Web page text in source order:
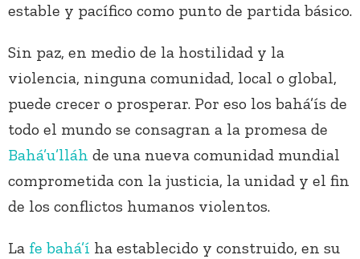
estable y pacífico como punto de partida básico.
Sin paz, en medio de la hostilidad y la
violencia, ninguna comunidad, local o global,
puede crecer o prosperar. Por eso los bahá’ís de
todo el mundo se consagran a la promesa de
Bahá’u’lláh de una nueva comunidad mundial
comprometida con la justicia, la unidad y el fin
de los conflictos humanos violentos.
La fe bahá’í ha establecido y construido, en su